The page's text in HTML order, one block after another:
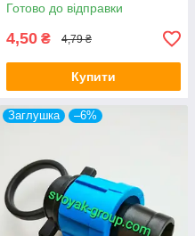
Готово до відправки
4,50 ₴ 4,79 ₴
Купити
Заглушка –6%